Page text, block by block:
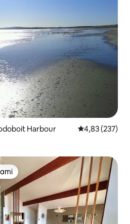
Harbour Priemerné
4,83 (237)